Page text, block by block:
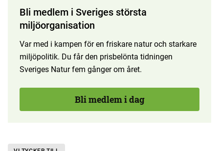
Bli medlem i Sveriges största
miljöorganisation
Var med i kampen för en friskare natur och starkare
miljöpolitik. Du får den prisbelönta tidningen
Sveriges Natur fem gånger om året.
Bli medlem i dag